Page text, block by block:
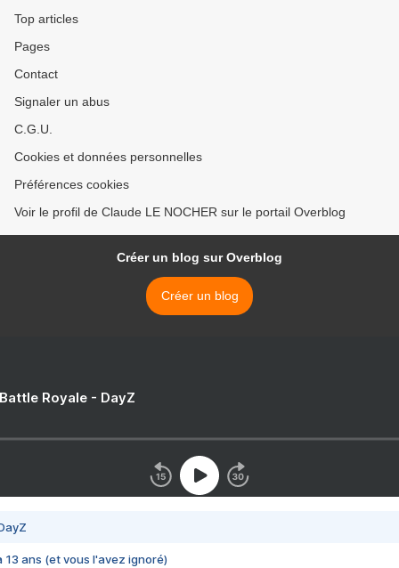
Top articles
Pages
Contact
Signaler un abus
C.G.U.
Cookies et données personnelles
Préférences cookies
Voir le profil de Claude LE NOCHER sur le portail Overblog
Créer un blog sur Overblog
Créer un blog
Royale - DayZ
13 ans (et vous l'avez ignoré)